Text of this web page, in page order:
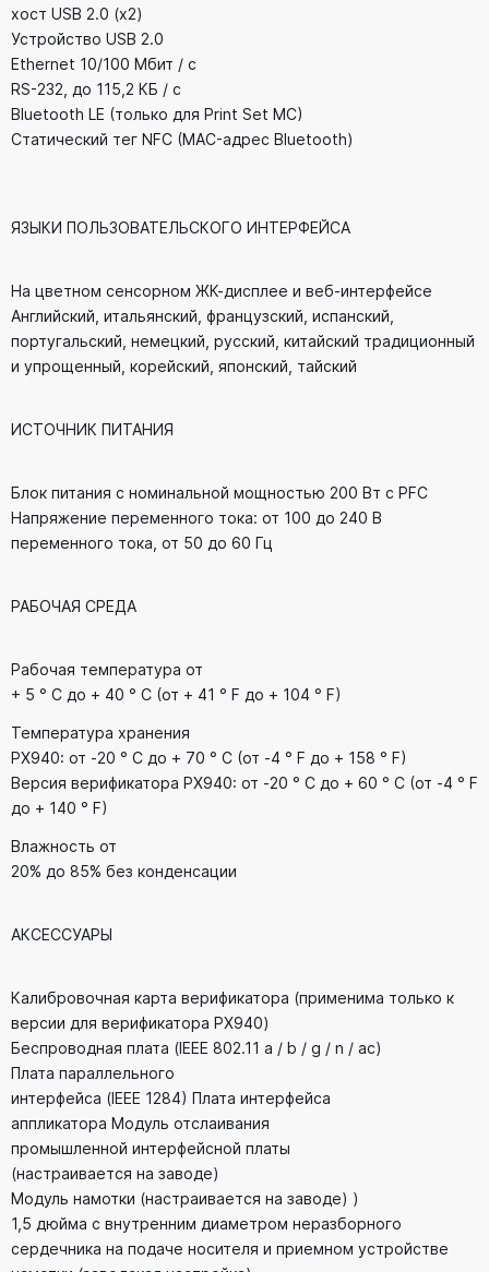
хост USB 2.0 (x2)
Устройство USB 2.0
Ethernet 10/100 Мбит / с
RS-232, до 115,2 КБ / с
Bluetooth LE (только для Print Set MC)
Статический тег NFC (MAC-адрес Bluetooth)
ЯЗЫКИ ПОЛЬЗОВАТЕЛЬСКОГО ИНТЕРФЕЙСА
На цветном сенсорном ЖК-дисплее и веб-интерфейсе
Английский, итальянский, французский, испанский,
португальский, немецкий, русский, китайский традиционный
и упрощенный, корейский, японский, тайский
ИСТОЧНИК ПИТАНИЯ
Блок питания с номинальной мощностью 200 Вт с PFC
Напряжение переменного тока: от 100 до 240 В
переменного тока, от 50 до 60 Гц
РАБОЧАЯ СРЕДА
Рабочая температура от
+ 5 ° C до + 40 ° C (от + 41 ° F до + 104 ° F)
Температура хранения
PX940: от -20 ° C до + 70 ° C (от -4 ° F до + 158 ° F)
Версия верификатора PX940: от -20 ° C до + 60 ° C (от -4 ° F
до + 140 ° F)
Влажность от
20% до 85% без конденсации
АКСЕССУАРЫ
Калибровочная карта верификатора (применима только к
версии для верификатора PX940)
Беспроводная плата (IEEE 802.11 a / b / g / n / ac)
Плата параллельного
интерфейса (IEEE 1284) Плата интерфейса
аппликатора Модуль отслаивания
промышленной интерфейсной платы
(настраивается на заводе)
Модуль намотки (настраивается на заводе) )
1,5 дюйма с внутренним диаметром неразборного
сердечника на подаче носителя и приемном устройстве